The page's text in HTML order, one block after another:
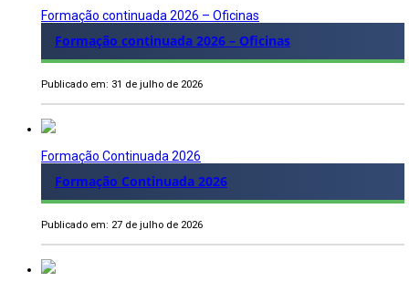
Formação continuada 2026 – Oficinas
Formação continuada 2026 – Oficinas
Publicado em: 31 de julho de 2026
Formação Continuada 2026
Formação Continuada 2026
Publicado em: 27 de julho de 2026